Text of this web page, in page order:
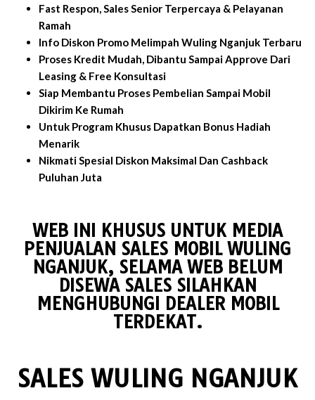
Fast Respon, Sales Senior Terpercaya & Pelayanan
Ramah
Info Diskon Promo Melimpah Wuling Nganjuk Terbaru
Proses Kredit Mudah, Dibantu Sampai Approve Dari
Leasing & Free Konsultasi
Siap Membantu Proses Pembelian Sampai Mobil
Dikirim Ke Rumah
Untuk Program Khusus Dapatkan Bonus Hadiah
Menarik
Nikmati Spesial Diskon Maksimal Dan Cashback
Puluhan Juta
WEB INI KHUSUS UNTUK MEDIA
PENJUALAN SALES MOBIL WULING
NGANJUK, SELAMA WEB BELUM
DISEWA SALES SILAHKAN
MENGHUBUNGI DEALER MOBIL
TERDEKAT.
SALES WULING NGANJUK